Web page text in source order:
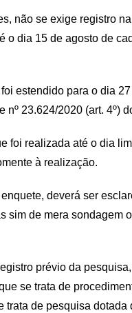
não se exige registro
o dia 15 de agosto de
estendido para o dia
nº 23.624/2020 (art. 4º)
foi realizada até o dia
à realização.
deverá ser
sim de mera sondagem
prévio da
se trata de
trata de pesquisa dotada